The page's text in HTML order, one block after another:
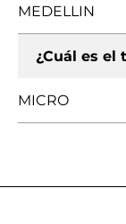
MEDELLIN
¿Cuál es el
MICRO